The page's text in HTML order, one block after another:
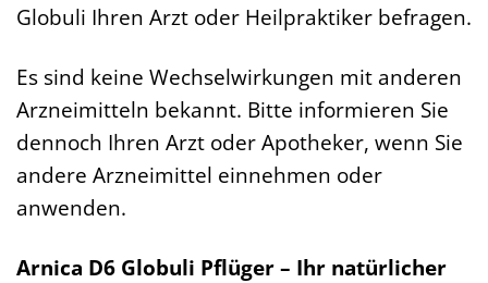
Globuli Ihren Arzt oder Heilpraktiker befragen.
Es sind keine Wechselwirkungen mit anderen
Arzneimitteln bekannt. Bitte informieren Sie
dennoch Ihren Arzt oder Apotheker, wenn Sie
andere Arzneimittel einnehmen oder
anwenden.
Arnica D6 Globuli Pflüger – Ihr natürlicher